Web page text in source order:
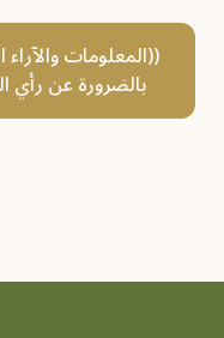
((المعلومات
بالضرورة عن رأي